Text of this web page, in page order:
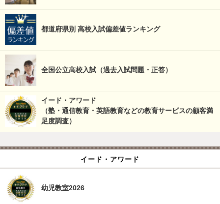
都道府県別 高校入試偏差値ランキング
全国公立高校入試（過去入試問題・正答）
イード・アワード
（塾・通信教育・英語教育などの教育サービスの顧客満
足度調査）
イード・アワード
幼児教室2026